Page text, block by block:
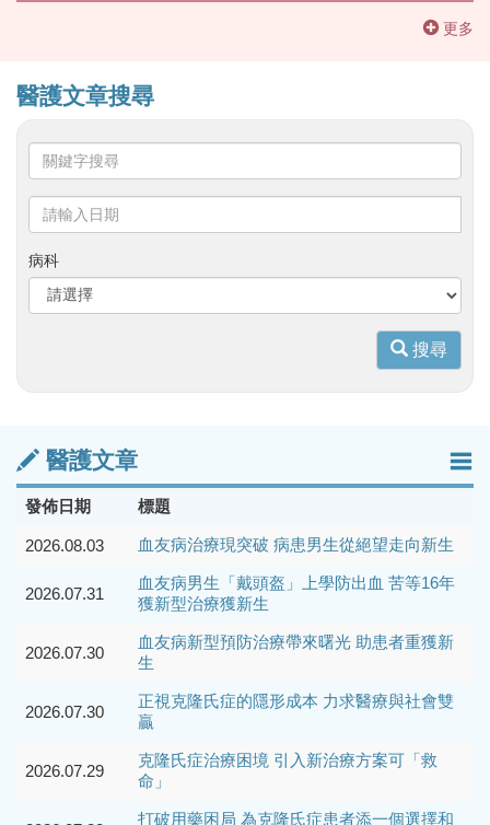
更多
醫護文章搜尋
鍵
字
輸
入
日
病科
搜尋
醫護文章
發佈日期 標題
2026.08.03 血友病治療現突破 病患男生從絕望走向新生
2026.07.31
血友病男生「戴頭盔」上學防出血 苦等16年
獲新型治療獲新生
2026.07.30
血友病新型預防治療帶來曙光 助患者重獲新
生
2026.07.30
正視克隆氏症的隱形成本 力求醫療與社會雙
贏
2026.07.29
克隆氏症治療困境 引入新治療方案可「救
命」
打破用藥困局 為克隆氏症患者添一個選擇和